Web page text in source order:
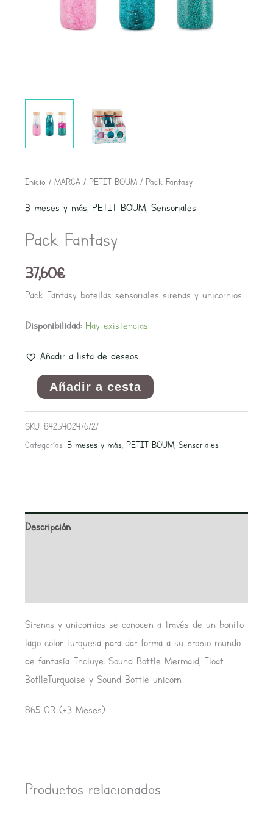
Inicio / MARCA/ PETIT BOUM/ Pack Fantasy
3 meses y más, PETIT BOUM, Sensoriales
Pack Fantasy
37,60€
Pack Fantasy botellas sensoriales sirenas y unicornios.
Disponibilidad: Hay existencias
Añadir a lista de deseos
Pack
Añadir a cesta
SKU: 8425402476727
Categorías: 3 meses y más, PETIT BOUM, Sensoriales
Descripción
Sirenas y unicornios se conocen a través de un bonito
lago color turquesa para dar forma a su propio mundo
de fantasía. Incluye: Sound Bottle Mermaid, Float
BotlleTurquoise y Sound Bottle unicorn.
865 GR (+3 Meses)
Productos relacionados